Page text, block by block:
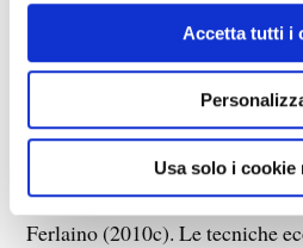
Accetta tutti i
Usa solo i cookie
la fallacia e la malafede, ma
mirano più ad impressionare
ottenere affidabili risultati
esempio, del volumeStrumenti
ambientale della città e del
Ferlaino (2010c). Le tecniche